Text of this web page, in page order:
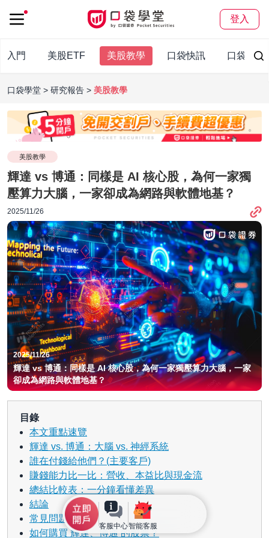
登入
客服中心智能客服
入門 美股ETF 美股教學 口袋快訊 口袋百科
口袋學堂 研究報告 美股教學
美股教學
輝達 vs 博通：同樣是 AI 核心股，為何一家獨
壓算力大腦，一家卻成為網路與軟體地基？
2025/11/26
2025/11/26
輝達 vs 博通：同樣是 AI 核心股，為何一家獨壓算力大腦，一家
卻成為網路與軟體地基？
目錄
本文重點速覽
輝達 vs. 博通：大腦 vs. 神經系統
誰在付錢給他們？(主要客戶)
賺錢能力比一比：營收、本益比與現金流
總結比較表：一分鐘看懂差異
結論
常見問題 (FAQ)
如何購買 輝達、博通 的股票？